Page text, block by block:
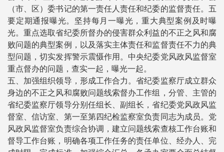
（市、区）委书记的第一责任人责任和纪委的监督责任。五
要定期通报曝光。坚持每月一曝光，重大典型案例及时曝
光。重点选取省纪委所督办的侵害群众利益的不正之风和腐
败问题的典型案例，以及落实主体责任和监督责任不力的典
型问题，切实发挥警示震慑作用。中央纪委党风政风监督室
重点督办的问题，查实一起，曝光一起。
五、加强组织领导，形成工作合力。省纪委监察厅成立群众
身边的不正之风和腐败问题线索督办工作组，分管、主管的
省纪委监察厅领导分别任组长、副组长，省纪委党风政风监
督室、信访室、第一至第四纪检监察室负责同志为成员。党
风政风监督室负责综合协调，建立问题线索查核工作台账和
督导工作台账，明确各项工作任务的责任单位、经办人、完